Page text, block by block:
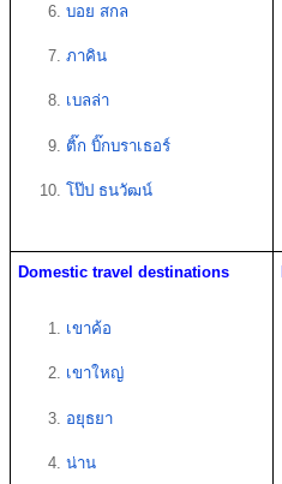
บอย สกล
ภาคิน
เบลล่า
ติ๊ก บิ๊กบราเธอร์
โป๊ป ธนวัฒน์
Domestic travel destinations
เขาค้อ
เขาใหญ่
อยุธยา
น่าน